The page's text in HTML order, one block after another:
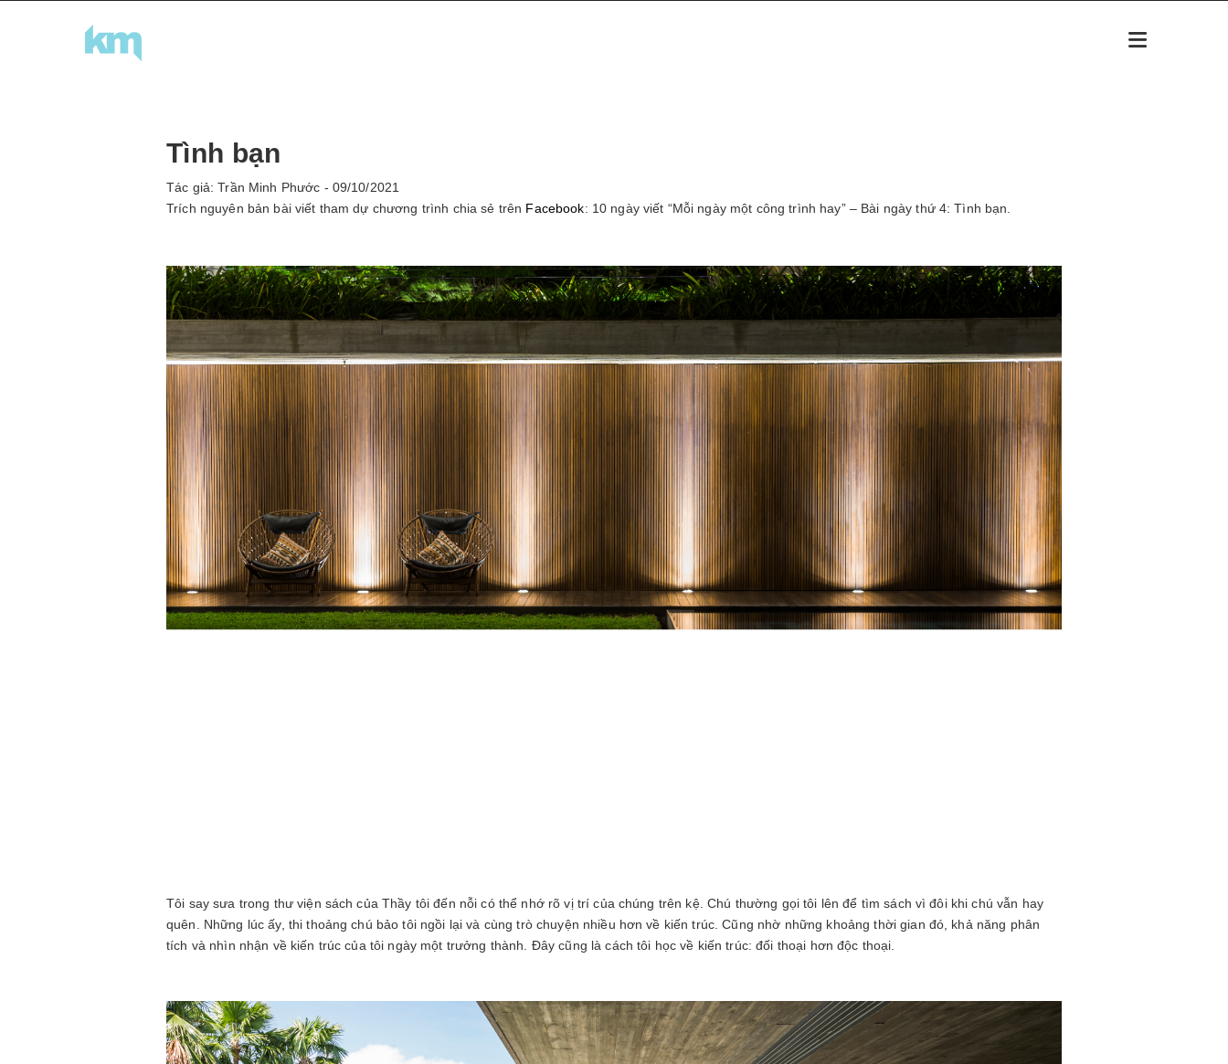
Tình bạn
Tác giả: Trần Minh Phước - 09/10/2021
Trích nguyên bản bài viết tham dự chương trình chia sẻ trên Facebook: 10 ngày viết “Mỗi ngày một công trình hay” – Bài ngày thứ 4: Tình bạn.
Tôi say sưa trong thư viện sách của Thầy tôi đến nỗi có thể nhớ rõ vị trí của chúng trên kệ. Chú thường gọi tôi lên để tìm sách vì đôi khi chú vẫn hay
quên. Những lúc ấy, thi thoảng chú bảo tôi ngồi lại và cùng trò chuyện nhiều hơn về kiến trúc. Cũng nhờ những khoảng thời gian đó, khả năng phân
tích và nhìn nhận về kiến trúc của tôi ngày một trưởng thành. Đây cũng là cách tôi học về kiến trúc: đối thoại hơn độc thoại.